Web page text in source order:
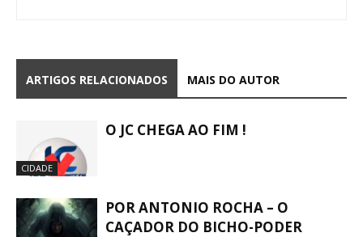
ARTIGOS RELACIONADOS MAIS DO AUTOR
CIDADE
O JC CHEGA AO FIM !
POR ANTONIO ROCHA – O
CAÇADOR DO BICHO-PODER